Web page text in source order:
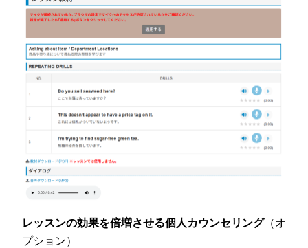
レッスンの効果を倍増させる個人カウンセリング（オ
プション）